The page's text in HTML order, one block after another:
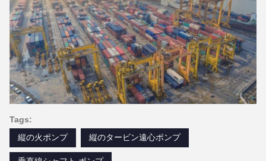
Tags:
縦の火ポンプ
縦のタービン遠心ポンプ